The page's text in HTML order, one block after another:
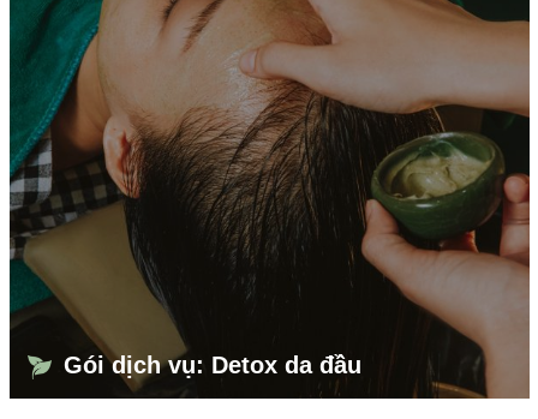
Gói dịch vụ: Detox da đầu